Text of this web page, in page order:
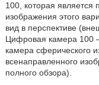
100, которая
изображения этого
вид в перспективе
Цифровая камера 100
камера сферического
всенаправленного
полного обзора).